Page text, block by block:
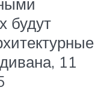
будут
11